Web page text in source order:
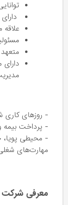
- روزهای کاری
- پرداخت بیمه
- محیطی پویا،
مهارت‌های
معرفی شرکت